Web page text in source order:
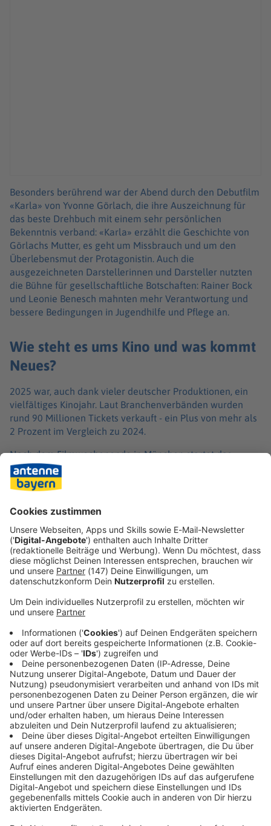
Besonders berührend war der Abend durch den Debutfilm
«Karla» von Yvonne Görlach, die ihre Auszeichnung für
das beste Drehbuch mit einem sehr persönlichen
Bekenntnis verband: «Karla» erzählt die Geschichte von
Görlachs Mutter, es geht um Missbrauch und um den
Überlebensmut der Protagonistin. Auch die
ausgezeichneten Darstellerinnen und Darsteller nutzten
die Bühne für gesellschaftliche Botschaften: Rainer Bock
und Leonie Benesch mahnten mehr Verantwortung und
bessere Bedingungen in Jugendhilfe und Pflege an.
Wie steht es ums Kino und was kommt
Neues?
2025 war, auch dank vieler deutscher Produktionen, ein
vielfältiges Kinojahr. Laut Branchenverbänden wurden
rund 90 Millionen Tickets verkauft - ein Plus von mehr als
2 Prozent im Vergleich zu 2024.
Nach dem Filmwochenende in München startet das
Kinojahr 2026. Auf der Leinwand zu sehen sind unter
anderem «Die drei ??? – Toteninsel», «Ach, diese Lücke,
diese entsetzliche Lücke» mit Bruno Alexander und Senta
Berger sowie der Verfilmung des Theaterhits «Extrawurst»
Immer auf dem Laufenden
bleiben!
Verpass' nichts mehr - mit unserem kostenlosen